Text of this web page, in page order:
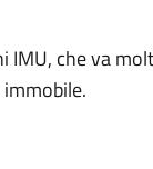
IMU, che va